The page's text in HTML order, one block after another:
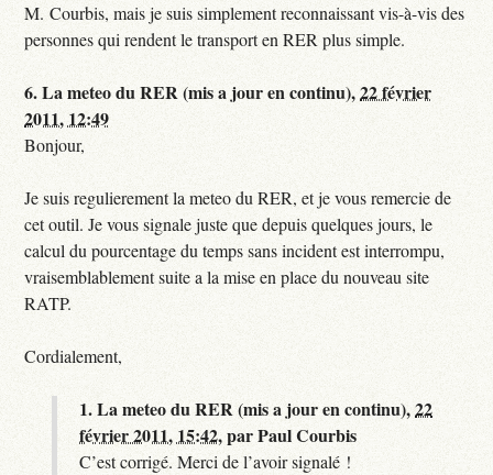
M. Courbis, mais je suis simplement reconnaissant vis-à-vis des
personnes qui rendent le transport en RER plus simple.
6.La meteo du RER (mis a jour en continu),22 février
2011, 12:49
Bonjour,
Je suis regulierement la meteo du RER, et je vous remercie de
cet outil. Je vous signale juste que depuis quelques jours, le
calcul du pourcentage du temps sans incident est interrompu,
vraisemblablement suite a la mise en place du nouveau site
RATP.
Cordialement,
1.La meteo du RER (mis a jour en continu),22
février 2011, 15:42,parPaul Courbis
C’est corrigé. Merci de l’avoir signalé !